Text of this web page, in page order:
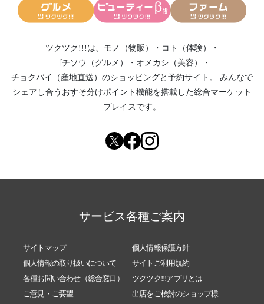
ツクツク!!!は、 モノ（物販） ・ コト（体験）
・
ゴチソウ（グルメ）
・ オメカシ（美容）
・
チョクバイ（産地直送） のショッピングと予約サイト。
みんなで
シェアし合う おすそ分けポイント機能を搭載した総合マーケット
プレイスです。
サービス各種ご案内
サイトマップ
個人情報保護方針
個人情報の取り扱いについて
サイトご利用規約
各種お問い合わせ（総合窓口）
ツクツク!!!アプリとは
ご意見・ご要望
出店をご検討のショップ様